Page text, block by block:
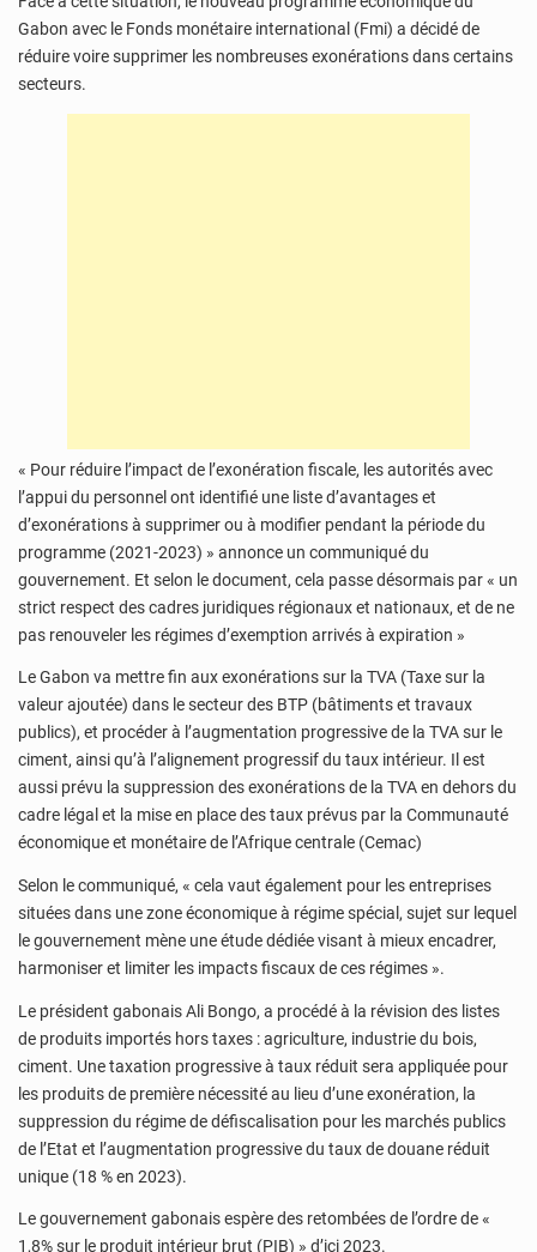
Gabon avec le Fonds monétaire international (Fmi) a décidé de
réduire voire supprimer les nombreuses exonérations dans certains
secteurs.
« Pour réduire l’impact de l’exonération fiscale, les autorités avec
l’appui du personnel ont identifié une liste d’avantages et
d’exonérations à supprimer ou à modifier pendant la période du
programme (2021-2023) » annonce un communiqué du
gouvernement. Et selon le document, cela passe désormais par « un
strict respect des cadres juridiques régionaux et nationaux, et de ne
pas renouveler les régimes d’exemption arrivés à expiration »
Le Gabon va mettre fin aux exonérations sur la TVA (Taxe sur la
valeur ajoutée) dans le secteur des BTP (bâtiments et travaux
publics), et procéder à l’augmentation progressive de la TVA sur le
ciment, ainsi qu’à l’alignement progressif du taux intérieur. Il est
aussi prévu la suppression des exonérations de la TVA en dehors du
cadre légal et la mise en place des taux prévus par la Communauté
économique et monétaire de l’Afrique centrale (Cemac)
Selon le communiqué, « cela vaut également pour les entreprises
situées dans une zone économique à régime spécial, sujet sur lequel
le gouvernement mène une étude dédiée visant à mieux encadrer,
harmoniser et limiter les impacts fiscaux de ces régimes ».
Le président gabonais Ali Bongo, a procédé à la révision des listes
de produits importés hors taxes : agriculture, industrie du bois,
ciment. Une taxation progressive à taux réduit sera appliquée pour
les produits de première nécessité au lieu d’une exonération, la
suppression du régime de défiscalisation pour les marchés publics
de l’Etat et l’augmentation progressive du taux de douane réduit
unique (18 % en 2023).
Le gouvernement gabonais espère des retombées de l’ordre de «
1,8% sur le produit intérieur brut (PIB) » d’ici 2023.